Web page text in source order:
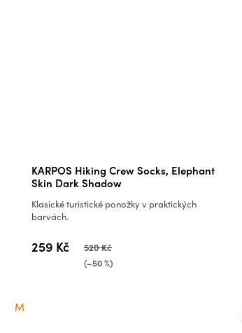
KARPOS Hiking Crew Socks, Elephant
Skin Dark Shadow
259 Kč 520 Kč
(–50 %)
Klasické turistické ponožky v praktických
barvách.
M